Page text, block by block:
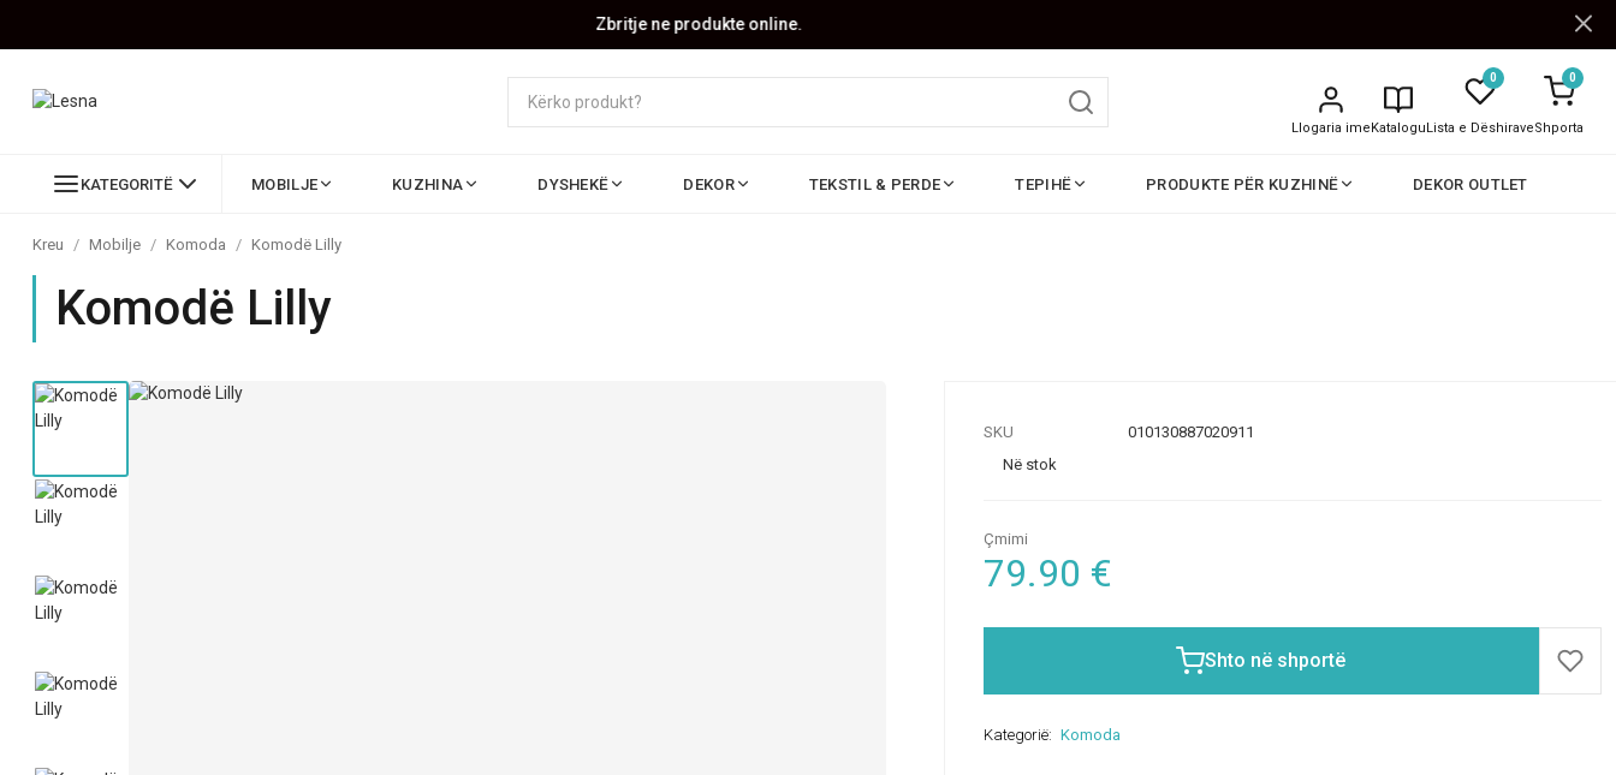
Zbritje ne produkte online.
Llogaria imeKatalogu
0
Lista e Dëshirave
0
Shporta
KATEGORITË MOBILJE KUZHINA DYSHEKË DEKOR TEKSTIL & PERDE TEPIHË PRODUKTE PËR KUZHINË DEKOR OUTLET
Kreu / Mobilje / Komoda / Komodë Lilly
Komodë Lilly
SKU
010130887020911
Në stok
Çmimi
79.90 €
Shto në shportë
Kategorië: Komoda